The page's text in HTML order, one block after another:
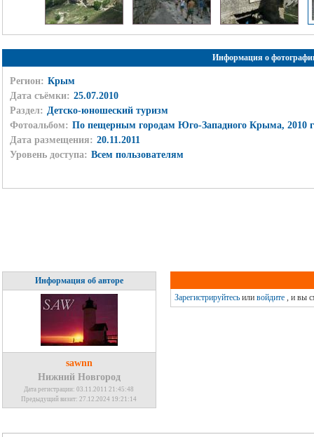
Информация о
Регион: Крым
Дата съёмки: 25.07.2010
Раздел: Детско-юношеский туризм
Фотоальбом: По пещерным городам Юго-Западного Крыма, 2010
Дата размещения: 20.11.2011
Уровень доступа: Всем пользователям
Информация об авторе
sawnn
Нижний Новгород
Дата регистрации: 03.11.2011 21:45:48
Предыдущий визит: 27.12.2024 19:21:14
Зарегистрируйтесьили войдите, и вы